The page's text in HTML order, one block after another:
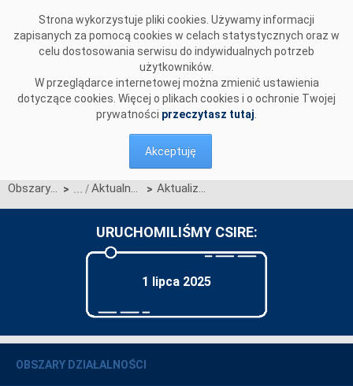
Strona wykorzystuje pliki cookies. Używamy informacji
zapisanych za pomocą cookies w celach statystycznych oraz w
celu dostosowania serwisu do indywidualnych potrzeb
użytkowników.
W przeglądarce internetowej można zmienić ustawienia
dotyczące cookies. Więcej o plikach cookies i o ochronie Twojej
prywatności przeczytasz tutaj
Akceptuję
Obszary działalności > Aktualności OIRE > Aktualizacja Planu uruchomienia nowego modelu procesów rynku energii
URUCHOMILIŚMY CSIRE:
1 lipca 2025
OBSZARY DZIAŁALNOŚCI